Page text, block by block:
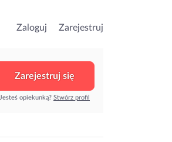
Zaloguj Zarejestruj
Zarejestruj się
Jesteś opiekunką? Stwórz profil